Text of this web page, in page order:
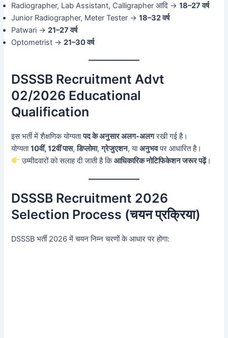
Radiographer, Lab Assistant, Calligrapher आदि →18–27 वर्ष
Junior Radiographer, Meter Tester →18–32 वर्ष
Patwari →21–27 वर्ष
Optometrist →21–30 वर्ष
DSSSB Recruitment Advt
02/2026 Educational
Qualification
इस भर्ती में शैक्षणिक योग्यतापद के अनुसार अलग-अलगरखी गई है।
योग्यता10वीं, 12वीं पास,डिप्लोमा,ग्रेजुएशन, याअनुभवपर आधारित है।
उम्मीदवारों को सलाह दी जाती है किआधिकारिक नोटिफिकेशन जरूर पढ़ें।
DSSSB Recruitment 2026
Selection Process (चयन प्रक्रिया)
DSSSB भर्ती 2026 में चयन निम्न चरणों के आधार पर होगा: